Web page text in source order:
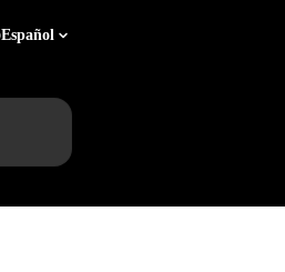
Español